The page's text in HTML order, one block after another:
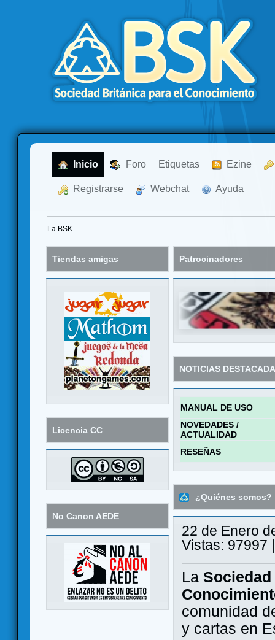
Inicio Foro Etiquetas Ezine
Registrarse Webchat Ayuda
La BSK
Tiendas amigas
Licencia CC
No Canon AEDE
Patrocinadores
NOTICIAS
MANUAL DE USO
NOVEDADES /
ACTUALIDAD
RESEÑAS
¿Quiénes somos?
22 de Enero
Vistas: 97997
La
comunidad
y cartas en